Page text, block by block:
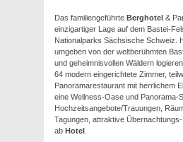
Das familiengeführte Berghotel&
einzigartiger Lage auf dem Bastei-
Nationalparks Sächsische Schweiz.
umgeben von der weltberühmten
und geheimnisvollen Wäldern
64 modern eingerichtete Zimmer,
Panoramarestaurant mit herrlichem
eine Wellness-Oase und Panorama-
Hochzeitsangebote/Trauungen,
Tagungen, attraktive
ab Hotel.